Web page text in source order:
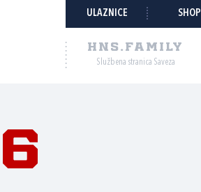
ULAZNICE SHOP
HNS.FAMILY
Službena stranica Saveza
6